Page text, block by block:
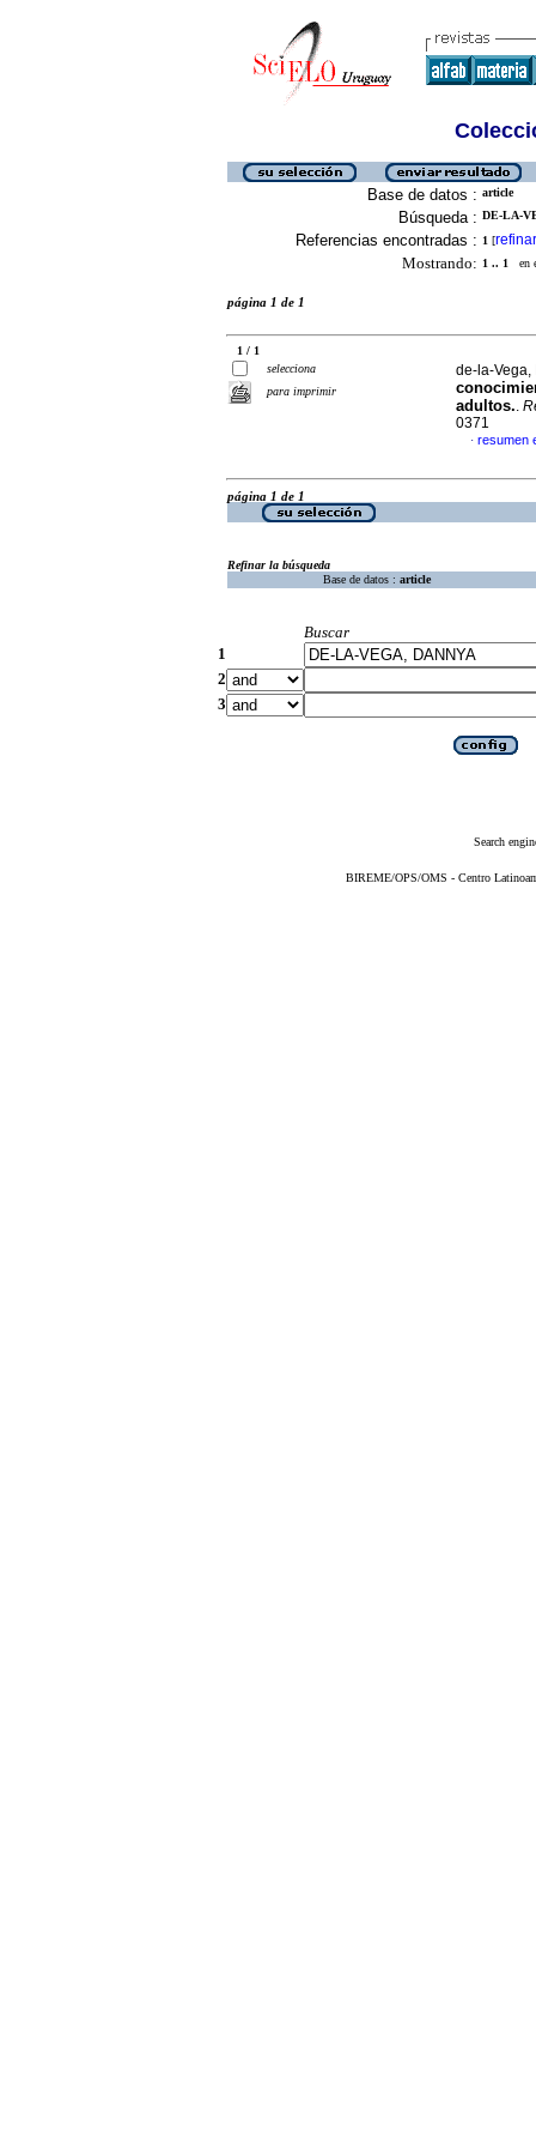
Base de datos : article
Búsqueda : DE-LA-
Referencias encontradas : 1 [refinar
Mostrando: 1 .. 1 en
página 1 de 1
1 / 1
selecciona
para imprimir
de-la-
adultos..
0371
· resumen
página 1 de 1
Refinar la búsqueda
Base de datos : article
Buscar
1
2
3
Search
BIREME/OPS/OMS - Centro